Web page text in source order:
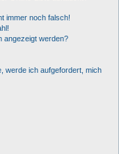
immer noch falsch!
angezeigt werden?
werde ich aufgefordert, mich